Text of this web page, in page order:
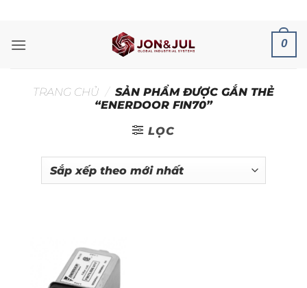
nội
0
TRANG CHỦ / SẢN PHẨM ĐƯỢC GẮN THẺ
“ENERDOOR FIN70”
LỌC